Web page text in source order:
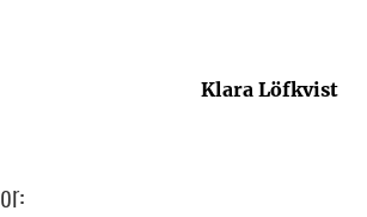
Klara Löfkvist